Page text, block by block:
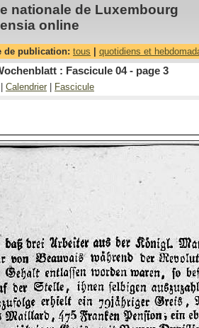
nationale de Luxembourg
online
de publication: tous quotidiens et
: Fascicule 04 - page 3
Calendrier Fascicule